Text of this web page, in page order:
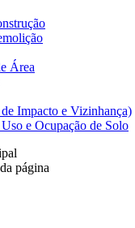
Área
Impacto e Vizinhança)
e Ocupação de Solo
página